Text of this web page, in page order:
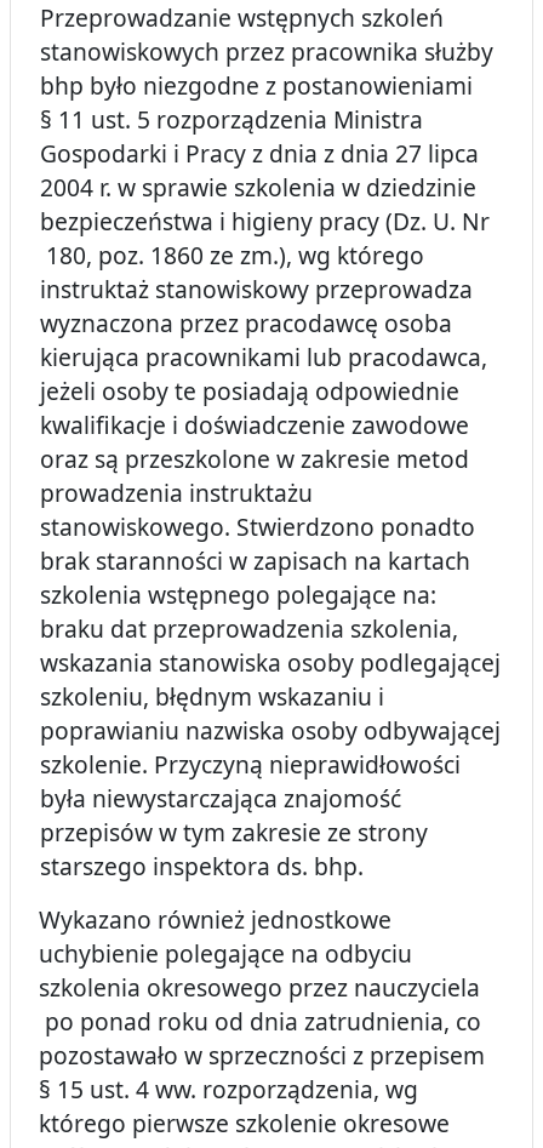
Przeprowadzanie wstępnych szkoleń
stanowiskowych przez pracownika służby
bhp było niezgodne z postanowieniami
§ 11 ust. 5 rozporządzenia Ministra
Gospodarki i Pracy z dnia z dnia 27 lipca
2004 r. w sprawie szkolenia w dziedzinie
bezpieczeństwa i higieny pracy (Dz. U. Nr
180, poz. 1860 ze zm.), wg którego
instruktaż stanowiskowy przeprowadza
wyznaczona przez pracodawcę osoba
kierująca pracownikami lub pracodawca,
jeżeli osoby te posiadają odpowiednie
kwalifikacje i doświadczenie zawodowe
oraz są przeszkolone w zakresie metod
prowadzenia instruktażu
stanowiskowego. Stwierdzono ponadto
brak staranności w zapisach na kartach
szkolenia wstępnego polegające na:
braku dat przeprowadzenia szkolenia,
wskazania stanowiska osoby podlegającej
szkoleniu, błędnym wskazaniu i
poprawianiu nazwiska osoby odbywającej
szkolenie. Przyczyną nieprawidłowości
była niewystarczająca znajomość
przepisów w tym zakresie ze strony
starszego inspektora ds. bhp.
Wykazano również jednostkowe
uchybienie polegające na odbyciu
szkolenia okresowego przez nauczyciela
po ponad roku od dnia zatrudnienia, co
pozostawało w sprzeczności z przepisem
§ 15 ust. 4 ww. rozporządzenia, wg
którego pierwsze szkolenie okresowe